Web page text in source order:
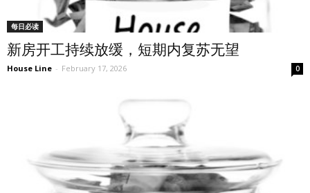
每日必读
新房开工持续放缓，短期内复苏无望
House Line - February 17, 2026 0